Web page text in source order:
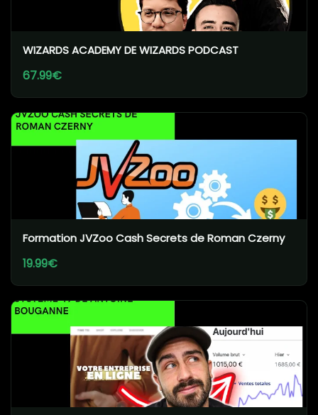
WIZARDS ACADEMY DE WIZARDS PODCAST
67.99€
Formation JVZoo Cash Secrets de Roman Czerny
19.99€